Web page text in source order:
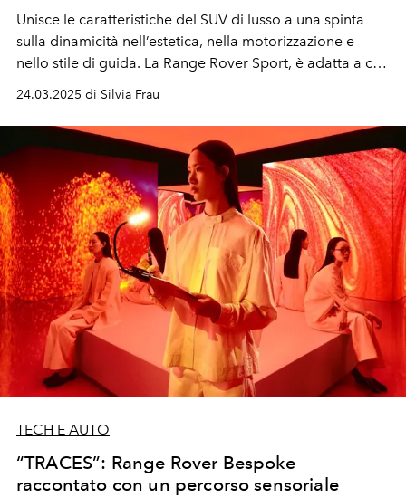
Unisce le caratteristiche del SUV di lusso a una spinta
sulla dinamicità nell’estetica, nella motorizzazione e
nello stile di guida. La Range Rover Sport, è adatta a chi
ama la guida in situazioni urbane ma anche confrontarsi
24.03.2025 di Silvia Frau
TECH E AUTO
“TRACES”: Range Rover Bespoke
raccontato con un percorso sensoriale